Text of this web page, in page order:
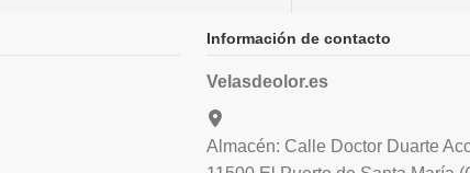
Información de contacto
Velasdeolor.es
Almacén: Calle Doctor Duarte